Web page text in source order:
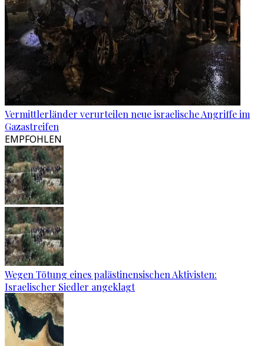
Vermittlerländer verurteilen neue israelische Angriffe im
Gazastreifen
EMPFOHLEN
Wegen Tötung eines palästinensischen Aktivisten:
Israelischer Siedler angeklagt